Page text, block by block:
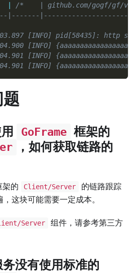
/*    | github.com/gogf/gf/v2/net/
|-------
[INFO] pid[58435]: http
[INFO]
[INFO]
[INFO]
GoFrame 框架的
，如何获取链路的
架的 Client/Server
的链路跟踪
这块可能需要一定成本。
Server
组件，请参考第三方
没有使用标准的